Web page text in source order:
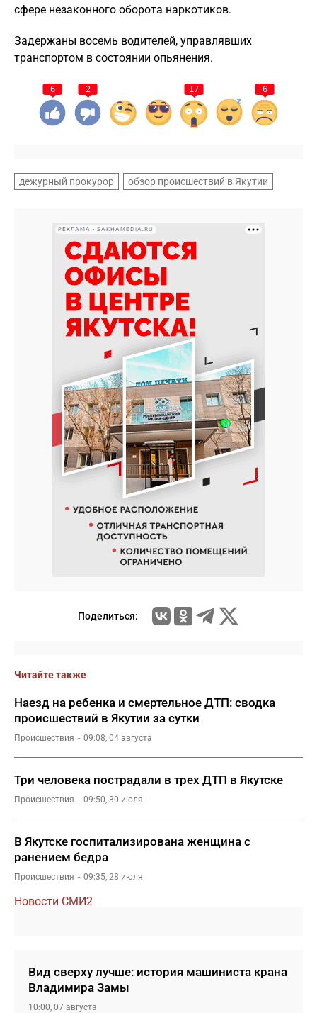
сфере незаконного оборота наркотиков.
Задержаны восемь водителей, управлявших
транспортом в состоянии опьянения.
6 2 17 6
дежурный прокурор обзор происшествий в Якутии
РЕКЛАМА • SAKHAMEDIA.RU
Поделиться:
Читайте также
Наезд на ребенка и смертельное ДТП: сводка
происшествий в Якутии за сутки
Происшествия 09:08, 04 августа
Три человека пострадали в трех ДТП в Якутске
Происшествия 09:50, 30 июля
В Якутске госпитализирована женщина с
ранением бедра
Происшествия 09:35, 28 июля
Новости СМИ2
Вид сверху лучше: история машиниста крана
Владимира Замы
10:00, 07 августа